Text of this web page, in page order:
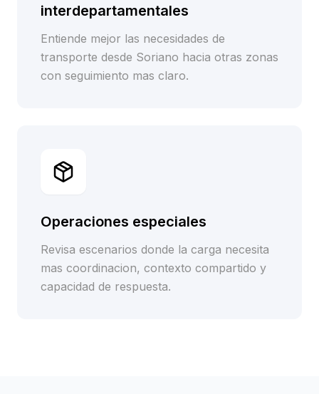
interdepartamentales
Entiende mejor las necesidades de
transporte desde Soriano hacia otras zonas
con seguimiento mas claro.
Operaciones especiales
Revisa escenarios donde la carga necesita
mas coordinacion, contexto compartido y
capacidad de respuesta.